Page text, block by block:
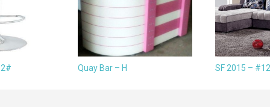
Quay Bar – H SF 2015 –